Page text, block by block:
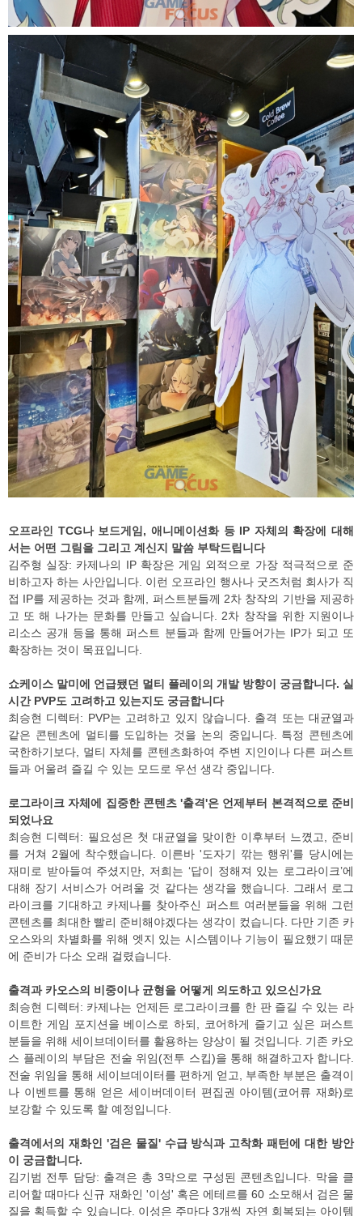
오프라인 TCG나 보드게임, 애니메이션화 등 IP 자체의 확장에 대해
서는 어떤 그림을 그리고 계신지 말씀 부탁드립니다
김주형 실장: 카제나의 IP 확장은 게임 외적으로 가장 적극적으로 준
비하고자 하는 사안입니다. 이런 오프라인 행사나 굿즈처럼 회사가 직
접 IP를 제공하는 것과 함께, 퍼스트분들께 2차 창작의 기반을 제공하
고 또 해 나가는 문화를 만들고 싶습니다. 2차 창작을 위한 지원이나
리소스 공개 등을 통해 퍼스트 분들과 함께 만들어가는 IP가 되고 또
확장하는 것이 목표입니다.
쇼케이스 말미에 언급됐던 멀티 플레이의 개발 방향이 궁금합니다. 실
시간 PVP도 고려하고 있는지도 궁금합니다
최승현 디렉터: PVP는 고려하고 있지 않습니다. 출격 또는 대균열과
같은 콘텐츠에 멀티를 도입하는 것을 논의 중입니다. 특정 콘텐츠에
국한하기보다, 멀티 자체를 콘텐츠화하여 주변 지인이나 다른 퍼스트
들과 어울려 즐길 수 있는 모드로 우선 생각 중입니다.
로그라이크 자체에 집중한 콘텐츠 '출격'은 언제부터 본격적으로 준비
되었나요
최승현 디렉터: 필요성은 첫 대균열을 맞이한 이후부터 느꼈고, 준비
를 거쳐 2월에 착수했습니다. 이른바 '도자기 깎는 행위'를 당시에는
재미로 받아들여 주셨지만, 저희는 ‘답이 정해져 있는 로그라이크’에
대해 장기 서비스가 어려울 것 같다는 생각을 했습니다. 그래서 로그
라이크를 기대하고 카제나를 찾아주신 퍼스트 여러분들을 위해 그런
콘텐츠를 최대한 빨리 준비해야겠다는 생각이 컸습니다. 다만 기존 카
오스와의 차별화를 위해 엣지 있는 시스템이나 기능이 필요했기 때문
에 준비가 다소 오래 걸렸습니다.
출격과 카오스의 비중이나 균형을 어떻게 의도하고 있으신가요
최승현 디렉터: 카제나는 언제든 로그라이크를 한 판 즐길 수 있는 라
이트한 게임 포지션을 베이스로 하되, 코어하게 즐기고 싶은 퍼스트
분들을 위해 세이브데이터를 활용하는 양상이 될 것입니다. 기존 카오
스 플레이의 부담은 전술 위임(전투 스킵)을 통해 해결하고자 합니다.
전술 위임을 통해 세이브데이터를 편하게 얻고, 부족한 부분은 출격이
나 이벤트를 통해 얻은 세이버데이터 편집권 아이템(코어류 재화)로
보강할 수 있도록 할 예정입니다.
출격에서의 재화인 '검은 물질' 수급 방식과 고착화 패턴에 대한 방안
이 궁금합니다.
김기범 전투 담당: 출격은 총 3막으로 구성된 콘텐츠입니다. 막을 클
리어할 때마다 신규 재화인 '이성' 혹은 에테르를 60 소모해서 검은 물
질을 획득할 수 있습니다. 이성은 주마다 3개씩 자연 회복되는 아이템